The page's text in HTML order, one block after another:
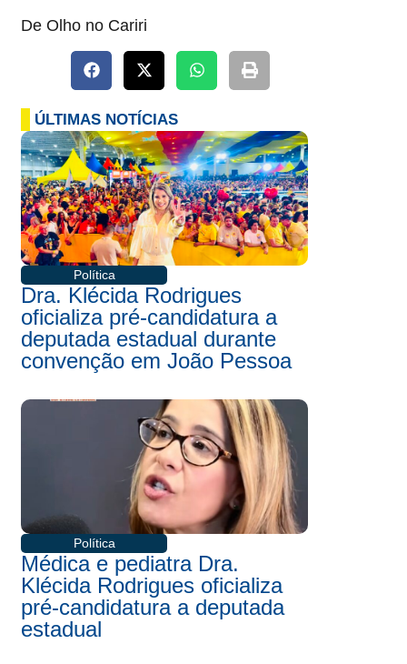
De Olho no Cariri
ÚLTIMAS NOTÍCIAS
Política
Dra. Klécida Rodrigues
oficializa pré-candidatura a
deputada estadual durante
convenção em João Pessoa
Política
Médica e pediatra Dra.
Klécida Rodrigues oficializa
pré-candidatura a deputada
estadual